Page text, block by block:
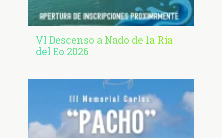
VI Descenso a Nado de la Ría
del Eo 2026